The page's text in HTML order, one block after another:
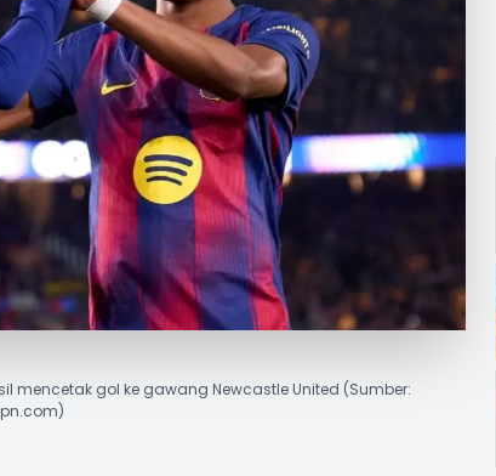
mencetak gol ke gawang Newcastle United (Sumber: